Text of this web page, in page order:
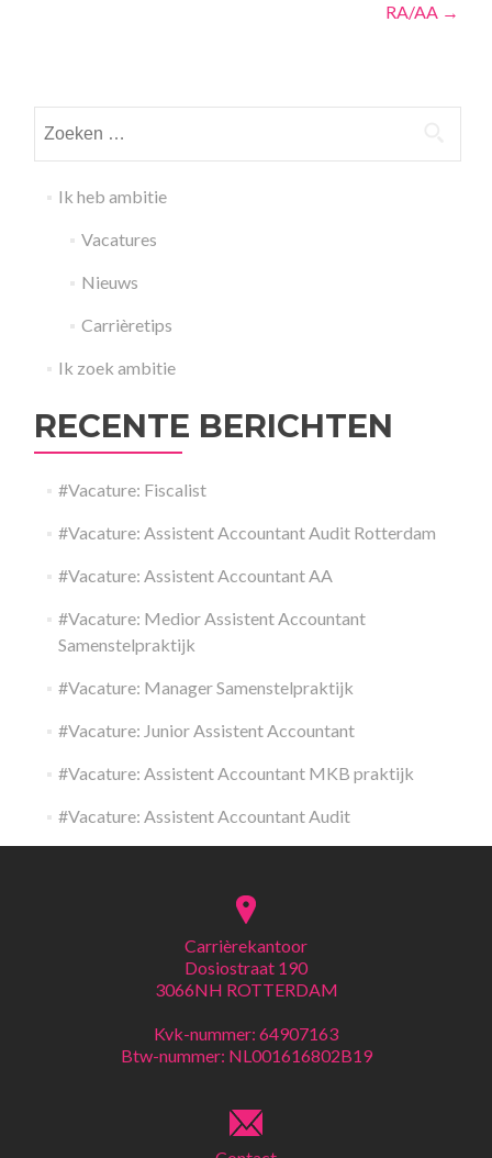
RA/AA →
naar:
Ik heb ambitie
Vacatures
Nieuws
Carrièretips
Ik zoek ambitie
RECENTE BERICHTEN
#Vacature: Fiscalist
#Vacature: Assistent Accountant Audit Rotterdam
#Vacature: Assistent Accountant AA
#Vacature: Medior Assistent Accountant
Samenstelpraktijk
#Vacature: Manager Samenstelpraktijk
#Vacature: Junior Assistent Accountant
#Vacature: Assistent Accountant MKB praktijk
#Vacature: Assistent Accountant Audit
Carrièrekantoor
Dosiostraat 190
3066NH ROTTERDAM
Kvk-nummer: 64907163
Btw-nummer: NL001616802B19